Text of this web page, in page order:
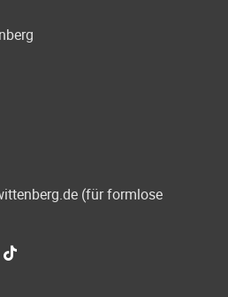
(für formlose